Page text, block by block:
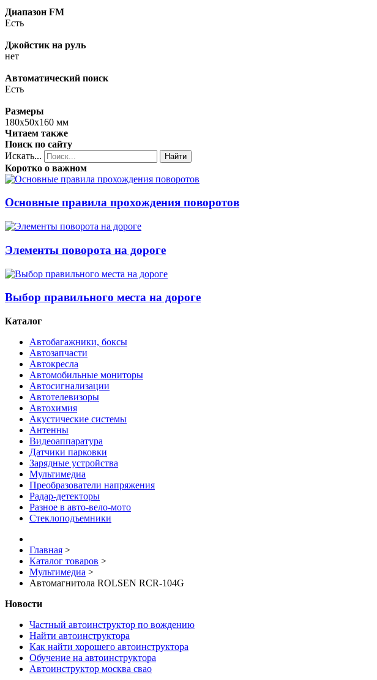
Диапазон FM
Есть
Джойстик на руль
нет
Автоматический поиск
Есть
Размеры
180x50x160 мм
Читаем также
Поиск по сайту
Искать...
Найти
Коротко о важном
Основные правила прохождения поворотов
Элементы поворота на дороге
Выбор правильного места на дороге
Каталог
Автобагажники, боксы
Автозапчасти
Автокресла
Автомобильные мониторы
Автосигнализации
Автотелевизоры
Автохимия
Акустические системы
Антенны
Видеоаппаратура
Датчики парковки
Зарядные устройства
Мультимедиа
Преобразователи напряжения
Радар-детекторы
Разное в авто-вело-мото
Стеклоподъемники
Главная >
Каталог товаров >
Мультимедиа >
Автомагнитола ROLSEN RCR-104G
Новости
Частный автоинструктор по вождению
Найти автоинструктора
Как найти хорошего автоинструктора
Обучение на автоинструктора
Автоинструктор москва свао